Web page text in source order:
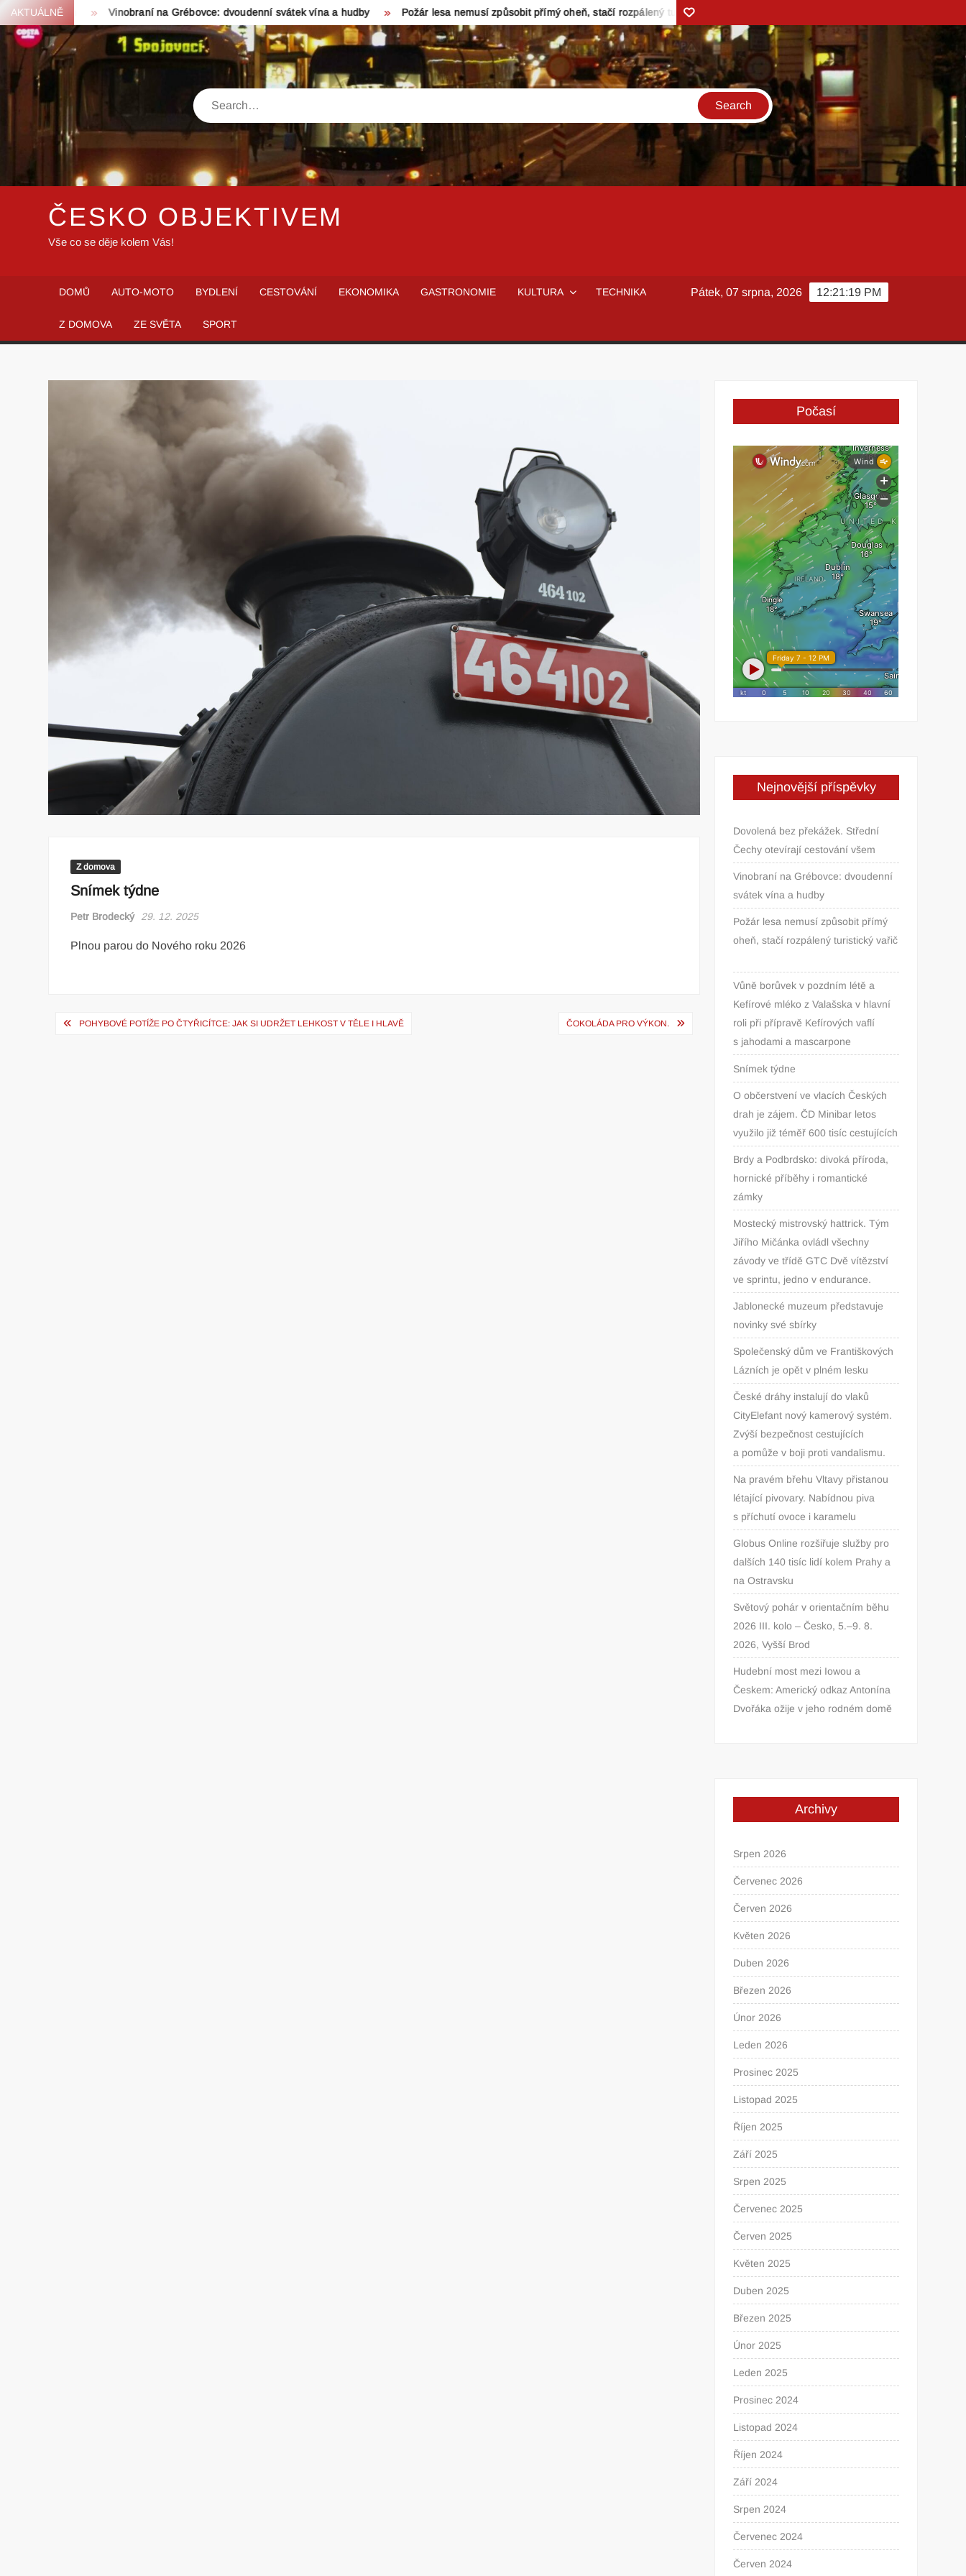
Skip
to
content
AKTUÁLNĚ
všem Vinobraní na Grébovce: dvoudenní svátek vína a hudby Požár lesa nemusí způsobit přímý oheň, stačí rozpálený turistický vařičZonerama
Search
ČESKO OBJEKTIVEM
Vše co se děje kolem Vás!
DOMŮ AUTO-MOTO BYDLENÍ CESTOVÁNÍ EKONOMIKA GASTRONOMIE KULTURA TECHNIKA
Z DOMOVA ZE SVĚTA SPORT
12:21:20 PM
Pátek, 07 srpna, 2026
Z domova
Snímek týdne
Petr Brodecký 29. 12. 2025
Plnou parou do Nového roku 2026
Navigace
POHYBOVÉ POTÍŽE PO ČTYŘICÍTCE: JAK SI UDRŽET LEHKOST V TĚLE I HLAVĚ ČOKOLÁDA PRO VÝKON.
Počasí
Nejnovější příspěvky
Dovolená bez překážek. Střední
Čechy otevírají cestování všem
Vinobraní na Grébovce: dvoudenní
svátek vína a hudby
Požár lesa nemusí způsobit přímý
oheň, stačí rozpálený turistický vařič
Vůně borůvek v pozdním létě a
Kefírové mléko z Valašska v hlavní
roli při přípravě Kefírových vaflí
s jahodami a mascarpone
Snímek týdne
O občerstvení ve vlacích Českých
drah je zájem. ČD Minibar letos
využilo již téměř 600 tisíc cestujících
Brdy a Podbrdsko: divoká příroda,
hornické příběhy i romantické
zámky
Mostecký mistrovský hattrick. Tým
Jiřího Mičánka ovládl všechny
závody ve třídě GTC Dvě vítězství
ve sprintu, jedno v endurance.
Jablonecké muzeum představuje
novinky své sbírky
Společenský dům ve Františkových
Lázních je opět v plném lesku
České dráhy instalují do vlaků
CityElefant nový kamerový systém.
Zvýší bezpečnost cestujících
a pomůže v boji proti vandalismu.
Na pravém břehu Vltavy přistanou
létající pivovary. Nabídnou piva
s příchutí ovoce i karamelu
Globus Online rozšiřuje služby pro
dalších 140 tisíc lidí kolem Prahy a
na Ostravsku
Světový pohár v orientačním běhu
2026 III. kolo – Česko, 5.–9. 8.
2026, Vyšší Brod
Hudební most mezi Iowou a
Českem: Americký odkaz Antonína
Dvořáka ožije v jeho rodném domě
Archivy
Srpen 2026
Červenec 2026
Červen 2026
Květen 2026
Duben 2026
Březen 2026
Únor 2026
Leden 2026
Prosinec 2025
Listopad 2025
Říjen 2025
Září 2025
Srpen 2025
Červenec 2025
Červen 2025
Květen 2025
Duben 2025
Březen 2025
Únor 2025
Leden 2025
Prosinec 2024
Listopad 2024
Říjen 2024
Září 2024
Srpen 2024
Červenec 2024
Červen 2024